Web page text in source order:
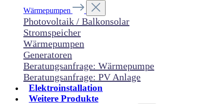
Wärmepumpen
Photovoltaik / Balkonsolar
Stromspeicher
Wärmepumpen
Generatoren
Beratungsanfrage: Wärmepumpe
Beratungsanfrage: PV Anlage
Elektroinstallation
Weitere Produkte